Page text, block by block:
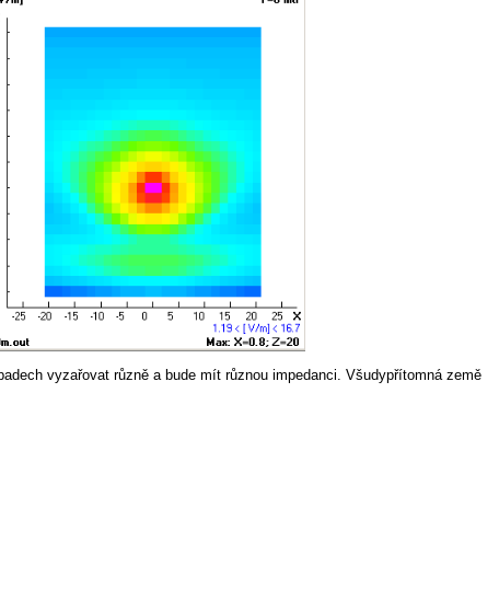
vyzařovat různě a bude mít různou impedanci. Všudypřítomná země